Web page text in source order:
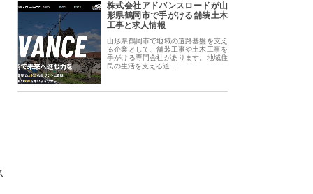
株式会社アドバンスロードが山
形県鶴岡市で手がける舗装土木
工事と求人情報
山形県鶴岡市で地域の道路基盤を支え
る企業として、舗装工事や土木工事を
手がける専門会社があります。地域住
民の生活を支える道…